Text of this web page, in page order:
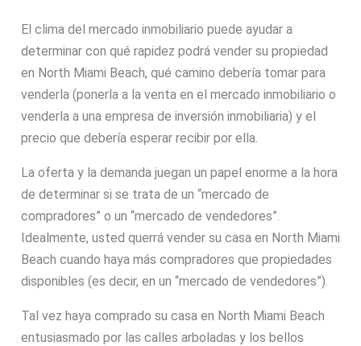
El clima del mercado inmobiliario puede ayudar a
determinar con qué rapidez podrá vender su propiedad
en North Miami Beach, qué camino debería tomar para
venderla (ponerla a la venta en el mercado inmobiliario o
venderla a una empresa de inversión inmobiliaria) y el
precio que debería esperar recibir por ella.
La oferta y la demanda juegan un papel enorme a la hora
de determinar si se trata de un “mercado de
compradores” o un “mercado de vendedores”.
Idealmente, usted querrá vender su casa en North Miami
Beach cuando haya más compradores que propiedades
disponibles (es decir, en un “mercado de vendedores”).
Tal vez haya comprado su casa en North Miami Beach
entusiasmado por las calles arboladas y los bellos